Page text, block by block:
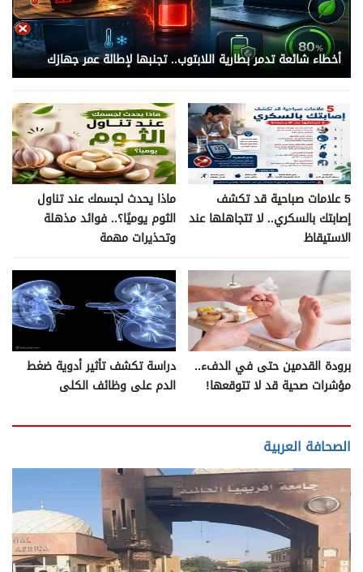
أخطاء شائعة تدمر بطارية اللابتوب.. تجنبها لإطالة عمر جهازك
5 علامات صباحية قد تكشف
إصابتك بالسكري.. لا تتجاهلها عند
الاستيقاظ
ماذا يحدث لجسمك عند تناول
الثوم يوميًا؟.. فوائد مذهلة
وتحذيرات مهمة
برودة القدمين حتى في الدفء..
مؤشرات صحية قد لا تتوقعها!
دراسة تكشف تأثير أدوية ضغط
الدم على وظائف الكلى
الصحافة العربية